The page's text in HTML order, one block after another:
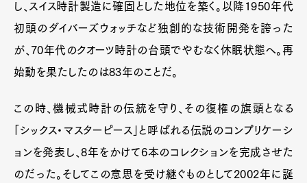
し、スイス時計製造に確固とした地位を築く。以降1950年代
初頭のダイバーズウォッチなど独創的な技術開発を誇った
が、70年代のクオーツ時計の台頭でやむなく休眠状態へ。再
始動を果たしたのは83年のことだ。
この時、機械式時計の伝統を守り、その復権の旗頭となる
「シックス・マスターピース」と呼ばれる伝説のコンプリケーシ
ョンを発表し、8年をかけて6本のコレクションを完成させた
のだった。そしてこの意思を受け継ぐものとして2002年に誕